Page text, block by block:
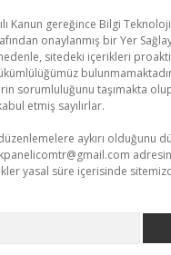
Kanun gereğince Bilgi
onaylanmış bir Yer
sitedeki içerikleri
sorumluluğunu taşımakta
etmiş sayılırlar.
aykırı olduğunu
yasal süre içerisinde